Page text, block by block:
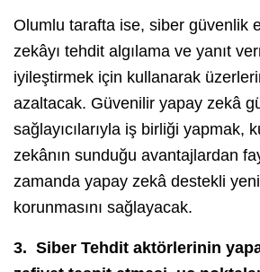
Olumlu tarafta ise, siber güvenlik
zekâyı tehdit algılama ve yanıt
iyileştirmek için kullanarak
azaltacak. Güvenilir yapay zekâ
sağlayıcılarıyla iş birliği yapmak,
zekânın sunduğu avantajlardan
zamanda yapay zekâ destekli
korunmasını sağlayacak.
3. Siber Tehdit aktörlerinin